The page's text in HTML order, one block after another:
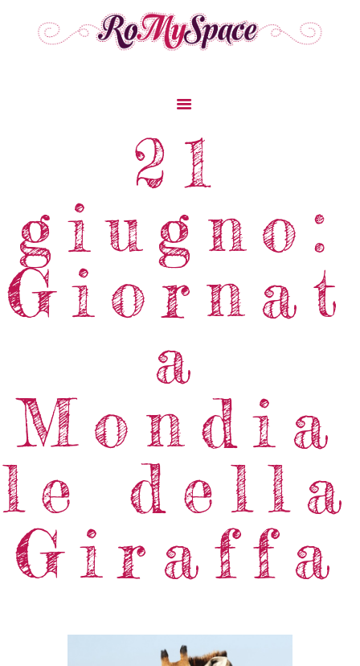
21
giugno:
Giornat
a
Mondia
le della
Giraffa
Storie Di Viaggio
Cibo Dal Mondo
Viaggia Con Noi
News & Tips
Contatti